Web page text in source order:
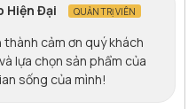
Hiện Đại QUẢN TRỊ VIÊN
cảm ơn quý khách
lựa chọn sản phẩm của
sống của mình!